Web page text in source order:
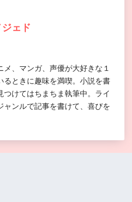
ェド
、マンガ、声優が大好きな１
るときに趣味を満喫。小説を書
つけてはちまちま執筆中。ライ
ャンルで記事を書けて、喜びを